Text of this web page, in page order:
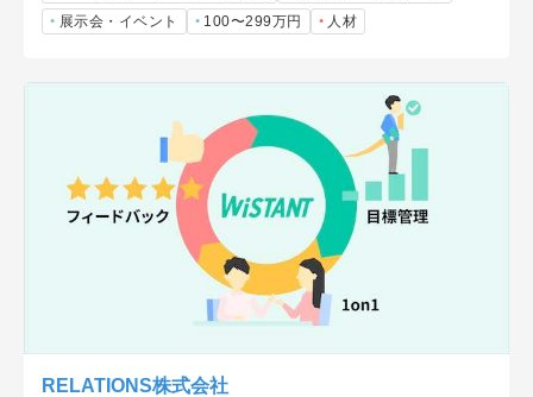
展示会・イベント
100〜299万円 人材
RELATIONS株式会社